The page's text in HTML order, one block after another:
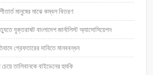
মানুষের মাঝে কম্বল বিতরণ
যুক্তরাষট বাংলাদেশ জার্নালিস্ট অ্যাসোসিয়েশন
গ্রেফতারের দাবিতে মানববন্ধন
চেয়ে তালিবানকে বাইডেনের হুমকি